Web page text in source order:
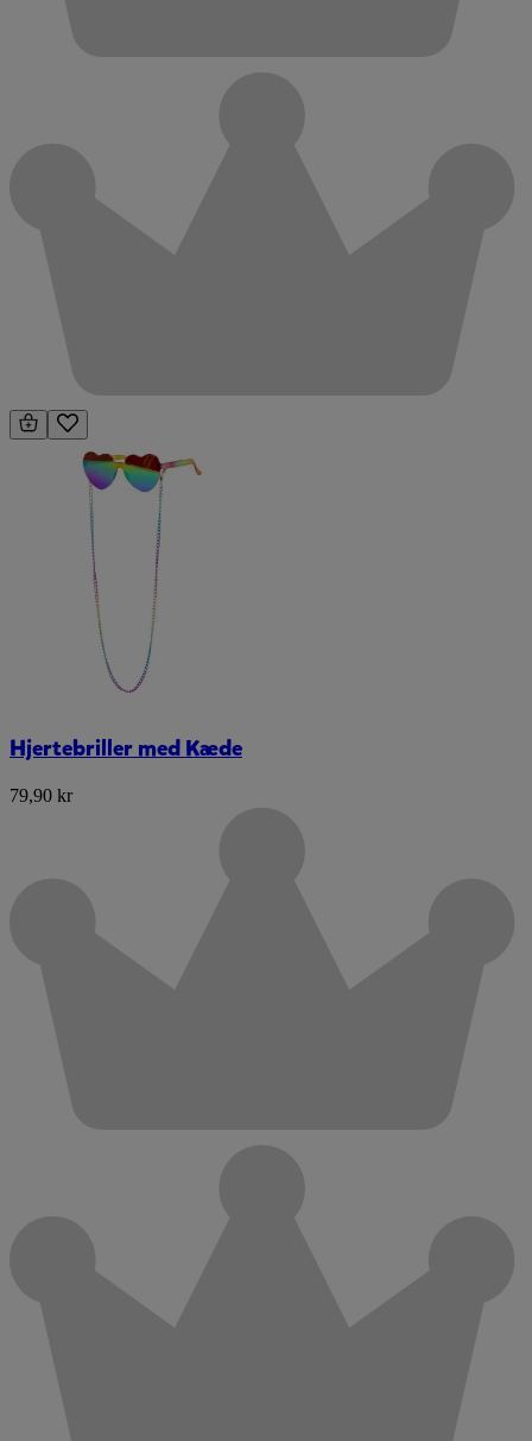
Hjertebriller med Kæde
79,90 kr